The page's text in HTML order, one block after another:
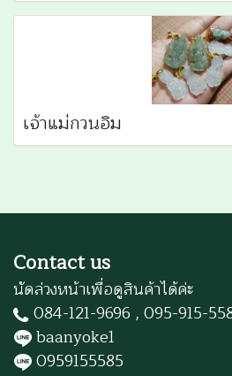
เจ้าแม่กวนอิม
Contact us
นัดล่วงหน้าเพื่อดูสินค้าได้ค่ะ
084-121-9696 , 095-915-
baanyoke1
0959155585